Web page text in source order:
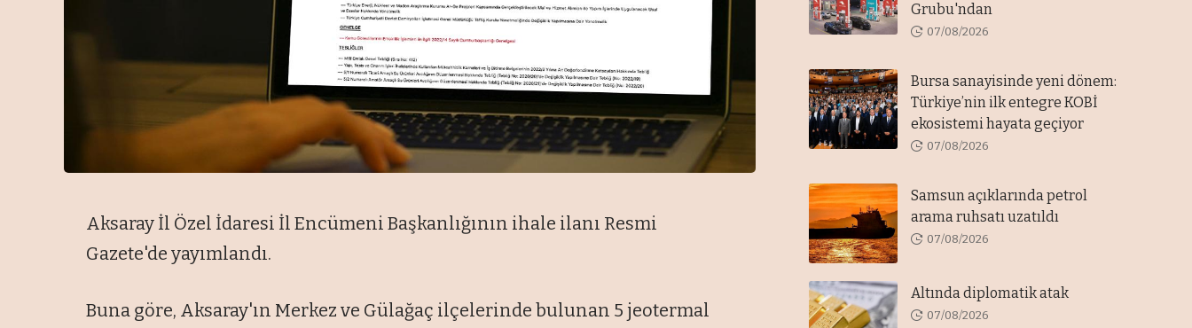
Aksaray İl Özel İdaresi İl Encümeni Başkanlığının ihale ilanı Resmi
Gazete'de yayımlandı.
Buna göre, Aksaray'ın Merkez ve Gülağaç ilçelerinde bulunan 5 jeotermal
Grubu'ndan
07/08/2026
Bursa sanayisinde yeni dönem:
Türkiye’nin ilk entegre KOBİ
ekosistemi hayata geçiyor
07/08/2026
Samsun açıklarında petrol
arama ruhsatı uzatıldı
07/08/2026
Altında diplomatik atak
07/08/2026